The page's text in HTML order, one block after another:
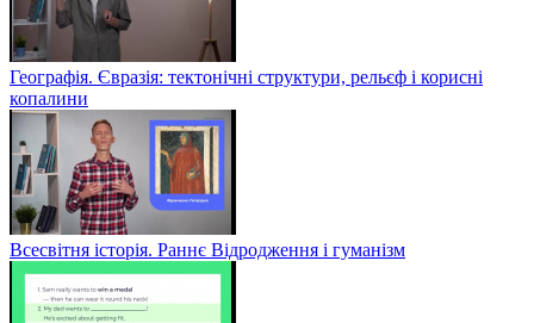
Географія. Євразія: тектонічні структури, рельєф і корисні
копалини
Всесвітня історія. Раннє Відродження і гуманізм